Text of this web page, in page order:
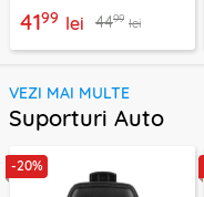
4199 lei 4499 lei
VEZI MAI MULTE
Suporturi Auto
-20%